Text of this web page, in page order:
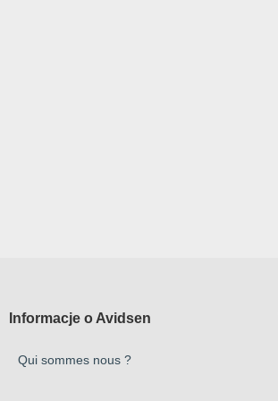
Informacje o Avidsen
Qui sommes nous ?